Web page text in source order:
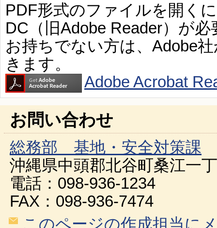
PDF形式のファイルを開く
DC（旧Adobe Reader）が必
お持ちでない方は、Adobe
きます。
Adobe Acrobat
お問い合わせ
総務部 基地・安全対策課
沖縄県中頭郡北谷町桑江一
電話：098-936-1234
FAX：098-936-7474
このページの作成担当に